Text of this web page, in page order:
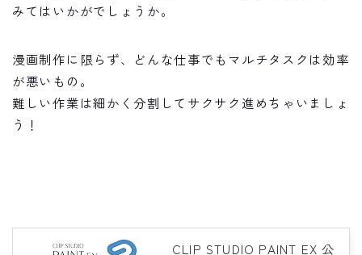
みてはいかがでしょうか。
漫画制作に限らず、どんな仕事でもマルチタスクは効率
が悪いもの。
難しい作業は細かく分割してサクサク進めちゃいましょ
う！
CLIP STUDIO PAINT EX 公